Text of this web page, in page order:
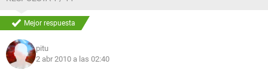
Mejor respuesta
pitu
2 abr 2010 a las 02:40